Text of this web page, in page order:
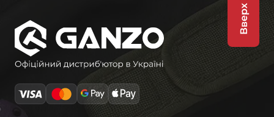
инструмент в любой ситуации. Эти
многофункциональные инструменты
отличаются продуманной эргономикой,
качественными материалами и
долговечностью конструкции, что делает их
востребованными как в повседневной жизни,
так и в экстремальных условиях. Каждая
модель мультитула Ganzo разрабатывается с
Вверх